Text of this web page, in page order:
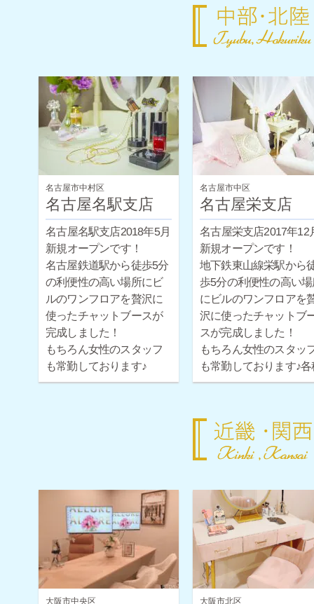
名古屋市中村区
名古屋名駅支店
名古屋名駅支店2018年5月
新規オープンです！
名古屋鉄道駅から徒歩5分
の利便性の高い場所にビ
ルのワンフロアを贅沢に
使ったチャットブースが
完成しました！
もちろん女性のスタッフ
も常勤しております♪
各種ボーナス・時給保証
名古屋市中区
名古屋栄支店
名古屋栄支店2017年12
新規オープンです！
地下鉄東山線栄駅から
歩5分の利便性の高い
にビルのワンフロアを
沢に使ったチャットブ
スが完成しました！
もちろん女性のスタッ
も常勤しております♪各
ボーナス・時給保証も
心してご応募ください
大阪市中央区 大阪市北区